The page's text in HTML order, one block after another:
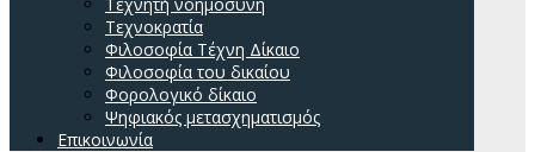
Τεχνοκρατία
Φιλοσοφία Τέχνη Δίκαιο
Φιλοσοφία του δικαίου
Φορολογικό δίκαιο
Ψηφιακός μετασχηματισμός
Επικοινωνία